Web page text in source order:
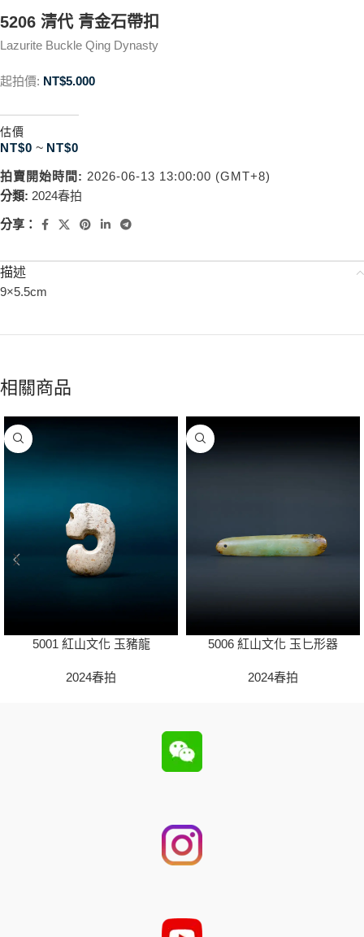
5206 清代 青金石帶扣
Lazurite Buckle Qing Dynasty
起拍價: NT$5.000
估價
NT$0 ~ NT$0
拍賣開始時間: 2026-06-13 13:00:00 (GMT+8)
分類: 2024春拍
分享：
描述
9×5.5cm
相關商品
5001 紅山文化 玉豬龍
2024春拍
5006 紅山文化 玉匕形器
2024春拍